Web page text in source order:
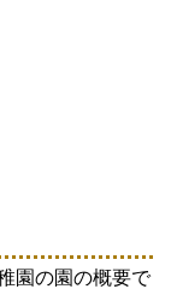
園の園の概要で